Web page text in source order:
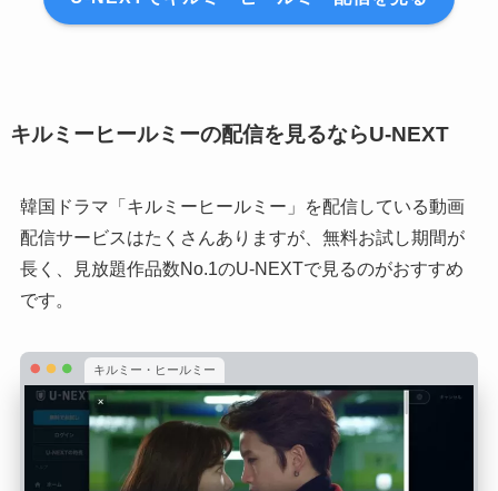
キルミーヒールミーの配信を見るならU-NEXT
韓国ドラマ「キルミーヒールミー」を配信している動画
配信サービスはたくさんありますが、無料お試し期間が
長く、見放題作品数No.1のU-NEXTで見るのがおすすめ
です。
キルミー・ヒールミー